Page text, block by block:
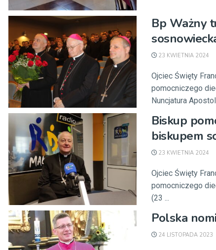
Bp Ważny
23 KWIETNIA 2024
Ojciec Święty
pomocniczego
Nuncjatura
Biskup
biskupem
23 KWIETNIA 2024
Ojciec Święty
pomocniczego
(23 ...
Polska
24 LISTOPADA 2023